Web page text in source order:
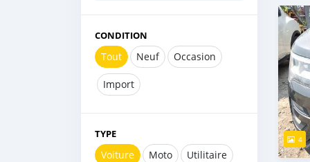
CONDITION
Tout Neuf Occasion
Import
TYPE
Voiture Moto Utilitaire
4